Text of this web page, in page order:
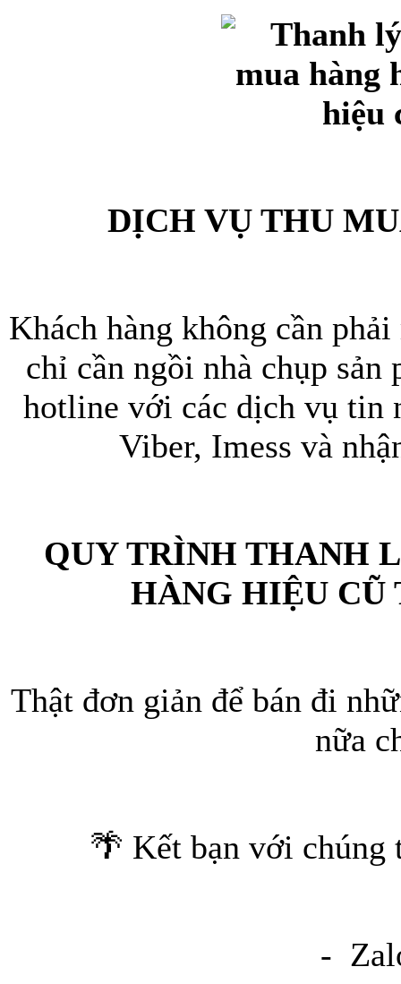
DỊCH VỤ THU
Khách hàng không cần
chỉ cần ngồi nhà chụp sản
hotline với các dịch vụ tin
Viber, Imess và
QUY TRÌNH THANH
HÀNG HIỆU
Thật đơn giản để bán đi
nữa
🌴 Kết bạn với
- Zalo;